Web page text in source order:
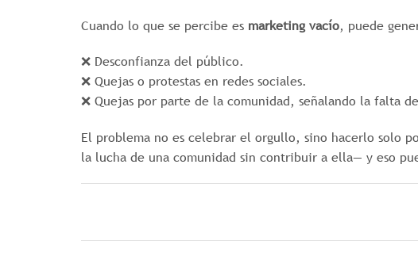
Cuando lo que se percibe es marketing vacío, puede
❌ Desconfianza del público.
❌ Quejas o protestas en redes sociales.
❌ Quejas por parte de la comunidad, señalando la falta
El problema no es celebrar el orgullo, sino hacerlo solo
la lucha de una comunidad sin contribuir a ella— y eso